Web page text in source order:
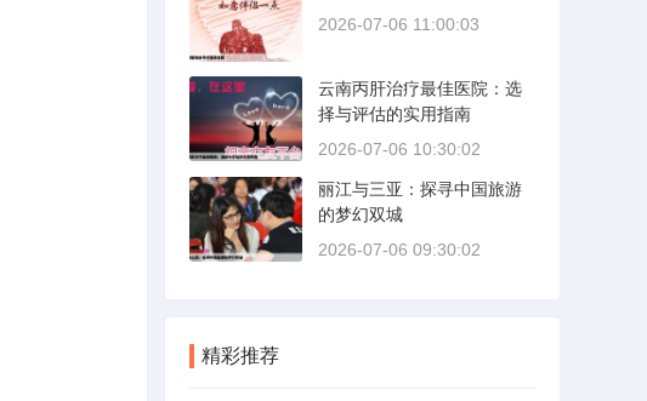
2026-07-06 11:00:03
云南丙肝治疗最佳医院：选
择与评估的实用指南
2026-07-06 10:30:02
丽江与三亚：探寻中国旅游
的梦幻双城
2026-07-06 09:30:02
精彩推荐